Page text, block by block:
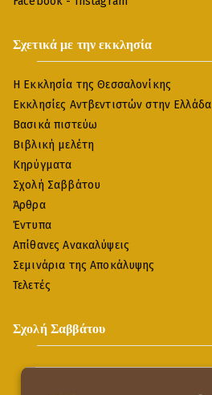
Σχετικά με την εκκλησία
Η Εκκλησία της Θεσσαλονίκης
Εκκλησίες Αντβεντιστών στην Ελλάδα
Βασικά πιστεύω
Βιβλική μελέτη
Κηρύγματα
Σχολή Σαββάτου
Άρθρα
Έντυπα
Απίθανες Ανακαλύψεις
Σεμινάρια της Αποκάλυψης
Τελετές
Σχολή Σαββάτου